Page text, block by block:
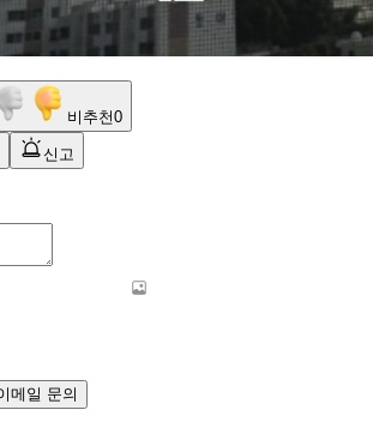
비추천0
신고
메일 문의